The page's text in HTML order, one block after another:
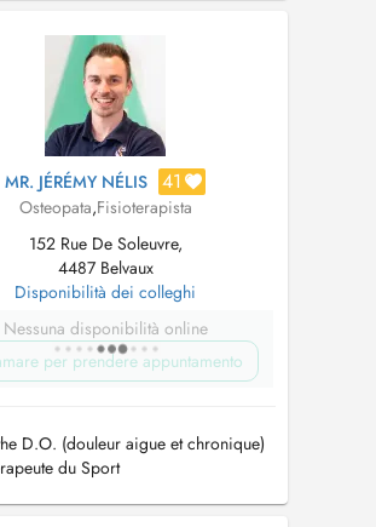
de traitements : Structurel,
viscéral, crânien et fascial. L'utilis...
MR. JÉRÉMY NÉLIS 41
Osteopata,Fisioterapista
152 Rue De Soleuvre,
4487 Belvaux
Disponibilità dei colleghi
Nessuna disponibilità online
per prendere appuntamento
D.O. (douleur aigue et chronique)
du Sport